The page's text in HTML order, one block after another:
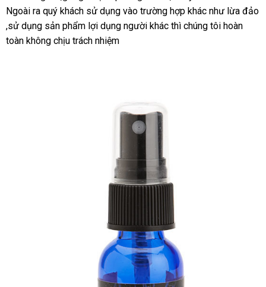
sỉ
Ngoài ra quý khách sử dụng vào trường hợp khác như lừa đảo
,sử dụng sản phẩm lợi dụng người khác đắt
thì chúng tôi hoàn
toàn không chịu trách nhiệm